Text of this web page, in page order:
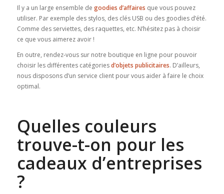
Il y a un large ensemble de goodies d’affaires que vous pouvez
utiliser. Par exemple des stylos, des clés USB ou des goodies d’été.
Comme des serviettes, des raquettes, etc. N’hésitez pas à choisir
ce que vous aimerez avoir !
En outre, rendez-vous sur notre boutique en ligne pour pouvoir
choisir les différentes catégoriesd’objets publicitaires. D’ailleurs,
nous disposons d’un service client pour vous aider à faire le choix
optimal.
Quelles couleurs
trouve-t-on pour les
cadeaux d’entreprises
?